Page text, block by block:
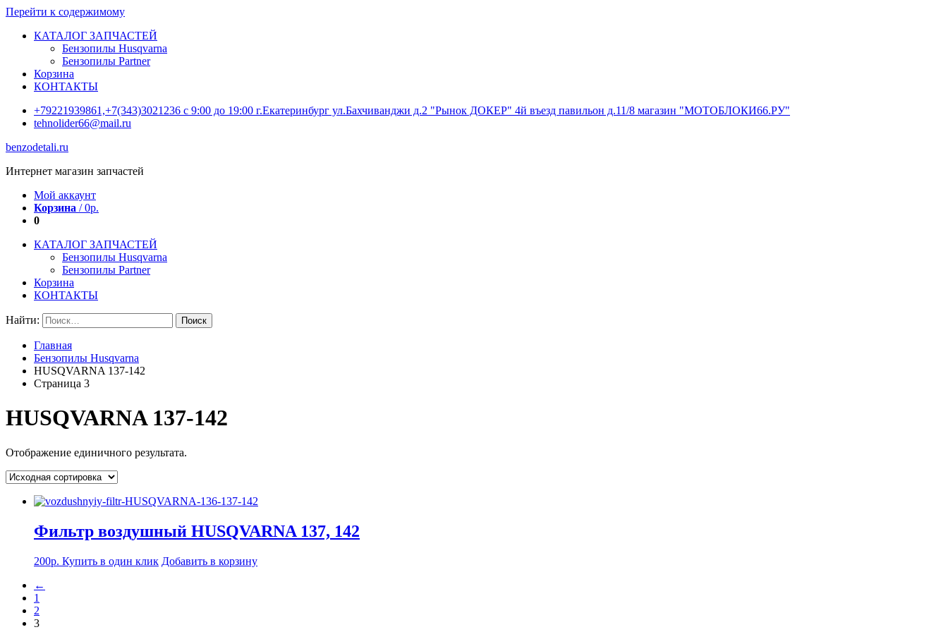
Перейти к содержимому
КАТАЛОГ ЗАПЧАСТЕЙ
Бензопилы Husqvarna
Бензопилы Partner
Корзина
КОНТАКТЫ
+79221939861,+7(343)3021236 с 9:00 до 19:00 г.Екатеринбург ул.Бахчиванджи д.2 "Рынок ДОКЕР" 4й въезд павильон д.11/8 магазин "МОТОБЛОКИ66.РУ"
tehnolider66@mail.ru
benzodetali.ru
Интернет магазин запчастей
Мой аккаунт
Корзина /0р.
0
КАТАЛОГ ЗАПЧАСТЕЙ
Бензопилы Husqvarna
Бензопилы Partner
Корзина
КОНТАКТЫ
Найти:
Главная
Бензопилы Husqvarna
HUSQVARNA 137-142
Страница 3
HUSQVARNA 137-142
Отображение единичного результата.
Фильтр воздушный HUSQVARNA 137, 142
200р. Купить в один клик Добавить в корзину
←
1
2
3